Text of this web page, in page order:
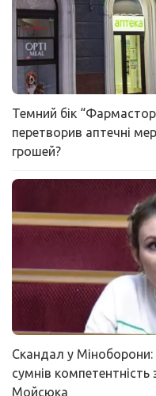
Темний бік
перетворив аптечні
грошей?
Скандал у
сумнів компетентність
Мойсюка